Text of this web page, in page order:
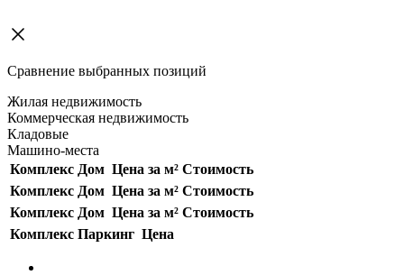
Сравнение выбранных позиций
Жилая недвижимость
Коммерческая недвижимость
Кладовые
Машино-места
Комплекс Дом Цена за м² Стоимость
Комплекс Дом Цена за м² Стоимость
Комплекс Дом Цена за м² Стоимость
Комплекс Паркинг Цена